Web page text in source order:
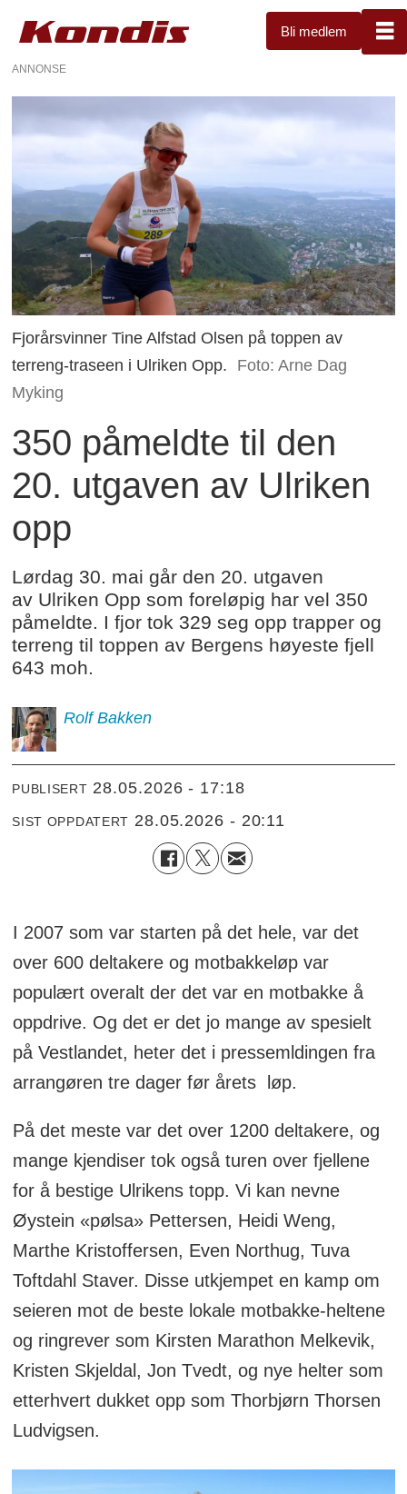
Bli medlem
ANNONSE
Fjorårsvinner Tine Alfstad Olsen på toppen av
terreng-traseen i Ulriken Opp.
Foto: Arne Dag
Myking
350 påmeldte til den
20. utgaven av Ulriken
opp
Lørdag 30. mai går den 20. utgaven
av Ulriken Opp som foreløpig har vel 350
påmeldte. I fjor tok 329 seg opp trapper og
terreng til toppen av Bergens høyeste fjell
643 moh.
Rolf Bakken
PUBLISERT 28.05.2026 - 17:18
SIST OPPDATERT 28.05.2026 - 20:11
I 2007 som var starten på det hele, var det
over 600 deltakere og motbakkeløp var
populært overalt der det var en motbakke å
oppdrive. Og det er det jo mange av spesielt
på Vestlandet, heter det i pressemldingen fra
arrangøren tre dager før årets løp.
På det meste var det over 1200 deltakere, og
mange kjendiser tok også turen over fjellene
for å bestige Ulrikens topp. Vi kan nevne
Øystein «pølsa» Pettersen, Heidi Weng,
Marthe Kristoffersen, Even Northug, Tuva
Toftdahl Staver. Disse utkjempet en kamp om
seieren mot de beste lokale motbakke-heltene
og ringrever som Kirsten Marathon Melkevik,
Kristen Skjeldal, Jon Tvedt, og nye helter som
etterhvert dukket opp som Thorbjørn Thorsen
Ludvigsen.